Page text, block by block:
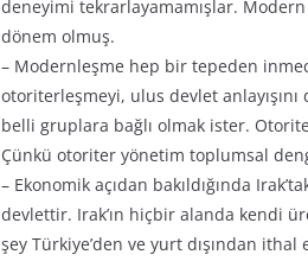
deneyimi tekrarlayamamışlar. Modern
dönem olmuş.
– Modernleşme hep bir tepeden
otoriterleşmeyi, ulus devlet
belli gruplara bağlı olmak ister.
Çünkü otoriter yönetim toplumsal
– Ekonomik açıdan bakıldığında
devlettir. Irak’ın hiçbir alanda kendi
şey Türkiye’den ve yurt dışından